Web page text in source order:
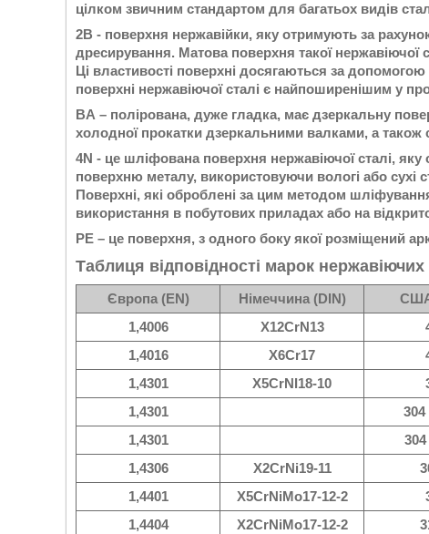
цілком звичним стандартом для багатьох видів
2В - поверхня нержавійки, яку отримують за
дресирування. Матова поверхня такої нержавіючої
Ці властивості поверхні досягаються за
поверхні нержавіючої сталі є найпоширенішим у
BA – полірована, дуже гладка, має дзеркальну
холодної прокатки дзеркальними валками, а також
4N - це шліфована поверхня нержавіючої сталі,
поверхню металу, використовуючи вологі або сухі
Поверхні, які оброблені за цим методом
використання в побутових приладах або на
РЕ – це поверхня, з одного боку якої розміщений
Таблиця відповідності марок нержавіючих
Європа (EN) Німеччина (DIN)
1,4006
X12CrN13
1,4016
X6Cr17
1,4301
X5CrNI18-10
1,4301
304
1,4301
1,4306
X2CrNi19-11
1,4401
X5CrNiMo17-12-2
1,4404
X2CrNiMo17-12-2